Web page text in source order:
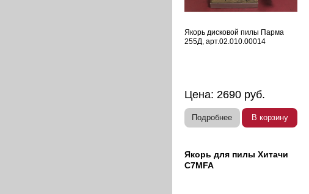
Якорь дисковой пилы Парма
255Д, арт.02.010.00014
Цена: 2690 руб.
Подробнее В корзину
Якорь для пилы Хитачи
C7MFA